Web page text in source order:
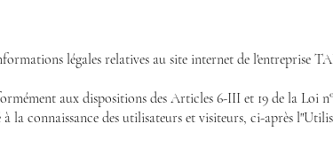
légales relatives au site internet de l'entreprise
aux dispositions des Articles 6-III et 19 de la Loi
la connaissance des utilisateurs et visiteurs, ci-après